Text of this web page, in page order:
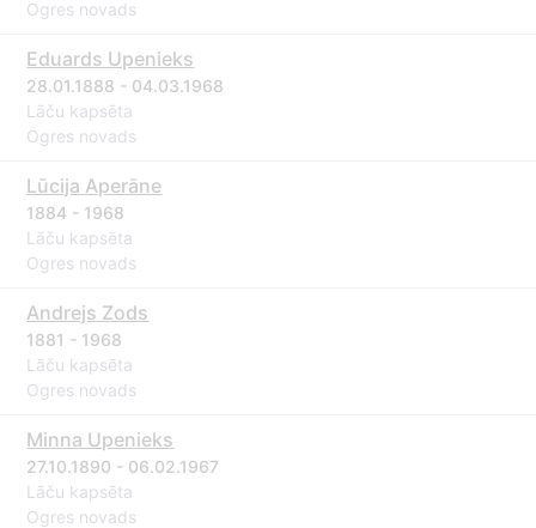
Ogres novads
Eduards Upenieks
28.01.1888 - 04.03.1968
Lāču kapsēta
Ogres novads
Lūcija Aperāne
1884 - 1968
Lāču kapsēta
Ogres novads
Andrejs Zods
1881 - 1968
Lāču kapsēta
Ogres novads
Minna Upenieks
27.10.1890 - 06.02.1967
Lāču kapsēta
Ogres novads